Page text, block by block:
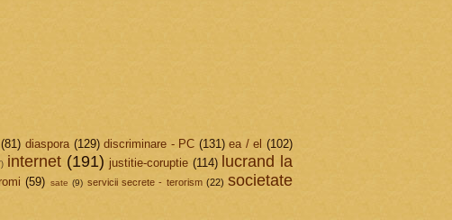
(81) diaspora (129) discriminare - PC (131) ea / el (102)
internet (191) justitie-coruptie (114)
lucrand la
romi (59) sate (9) servicii secrete - terorism (22) societate